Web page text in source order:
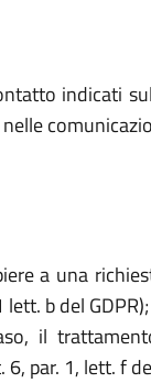
indicati
a una
b del GDPR);
il
par. 1, lett. f